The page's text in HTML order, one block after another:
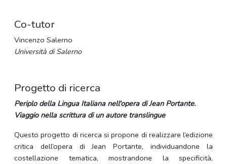
Co-tutor
Vincenzo Salerno
Università di Salerno
Progetto di ricerca
Periplo della Lingua Italiana nell'opera di Jean Portante.
Viaggio nella scrittura di un autore translingue
Questo progetto di ricerca si propone di realizzare l’edizione
critica dell’opera di Jean Portante, individuandone la
costellazione tematica, mostrandone la specificità,